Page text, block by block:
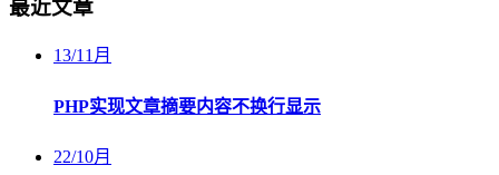
最近文章
13/11月
PHP实现文章摘要内容不换行显示
22/10月